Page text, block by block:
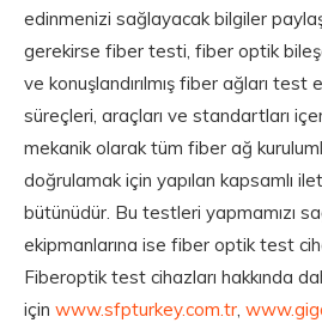
edinmenizi sağlayacak bilgiler
gerekirse fiber testi, fiber optik
ve konuşlandırılmış fiber ağları test
süreçleri, araçları ve standartları
mekanik olarak tüm fiber ağ
doğrulamak için yapılan kapsamlı
bütünüdür. Bu testleri yapmamızı
ekipmanlarına ise fiber optik test
Fiberoptik test cihazları hakkında
için www.sfpturkey.com.tr,